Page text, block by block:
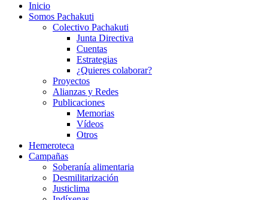
Inicio
Somos Pachakuti
Colectivo Pachakuti
Junta Directiva
Cuentas
Estrategias
¿Quieres colaborar?
Proyectos
Alianzas y Redes
Publicaciones
Memorias
Vídeos
Otros
Hemeroteca
Campañas
Soberanía alimentaria
Desmilitarización
Justiclima